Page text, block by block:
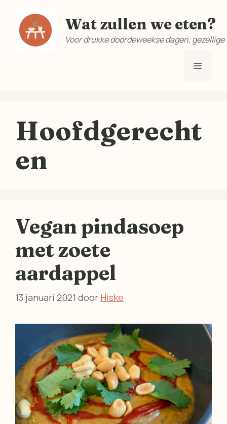
Wat zullen we eten?
Voor drukke doordeweekse dagen,
Menu
Hoofdgerecht
en
Vegan pindasoep
met zoete
aardappel
13 januari 2021 door Hiske